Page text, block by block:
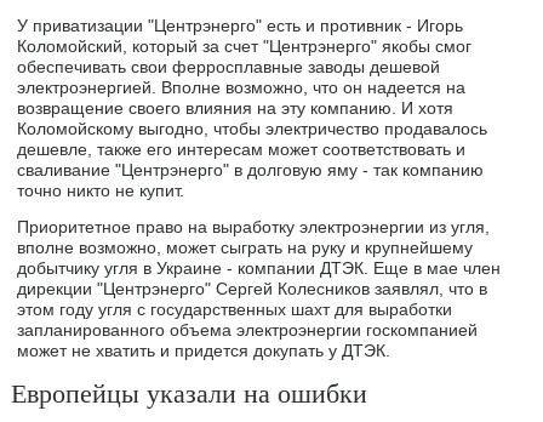
У приватизации "Центрэнерго" есть и противник - Игорь
Коломойский, который за счет "Центрэнерго" якобы смог
обеспечивать свои ферросплавные заводы дешевой
электроэнергией. Вполне возможно, что он надеется на
возвращение своего влияния на эту компанию. И хотя
Коломойскому выгодно, чтобы электричество продавалось
дешевле, также его интересам может соответствовать и
сваливание "Центрэнерго" в долговую яму - так компанию
точно никто не купит.
Приоритетное право на выработку электроэнергии из угля,
вполне возможно, может сыграть на руку и крупнейшему
добытчику угля в Украине - компании ДТЭК. Еще в мае член
дирекции "Центрэнерго" Сергей Колесников заявлял, что в
этом году угля с государственных шахт для выработки
запланированного объема электроэнергии госкомпанией
может не хватить и придется докупать у ДТЭК.
Европейцы указали на ошибки